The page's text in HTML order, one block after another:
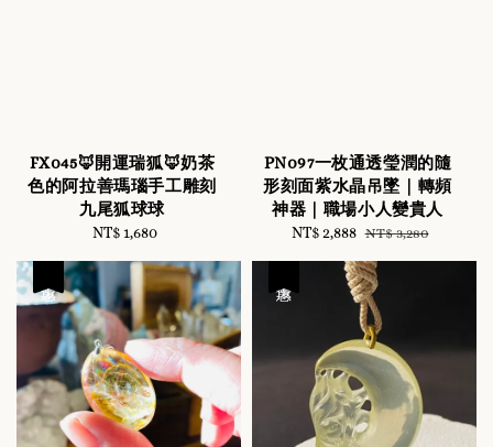
FX045🦊開運瑞狐🦊奶茶
色的阿拉善瑪瑙手工雕刻
九尾狐球球
Regular
NT$ 1,680
PN097一枚通透瑩潤的隨
形刻面紫水晶吊墜｜轉頻
神器｜職場小人變貴人
Sale
NT$ 2,888 Regular
NT$ 3,280